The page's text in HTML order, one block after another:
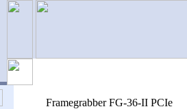
Framegrabber FG-36-II PCIe